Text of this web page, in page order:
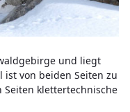
und liegt
ist von beiden Seiten zu
klettertechnische